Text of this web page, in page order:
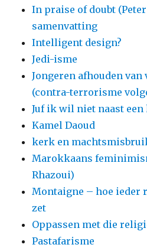
In praise of doubt
samenvatting
Intelligent design?
Jedi-isme
Jongeren afhouden
(contra-terrorisme
Juf ik wil niet naast
Kamel Daoud
kerk en
Marokkaans
Rhazoui)
Montaigne – hoe ieder
zet
Oppassen met die
Pastafarisme